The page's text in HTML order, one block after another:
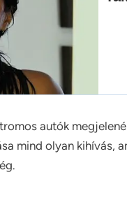
autók
mind olyan kihívás,